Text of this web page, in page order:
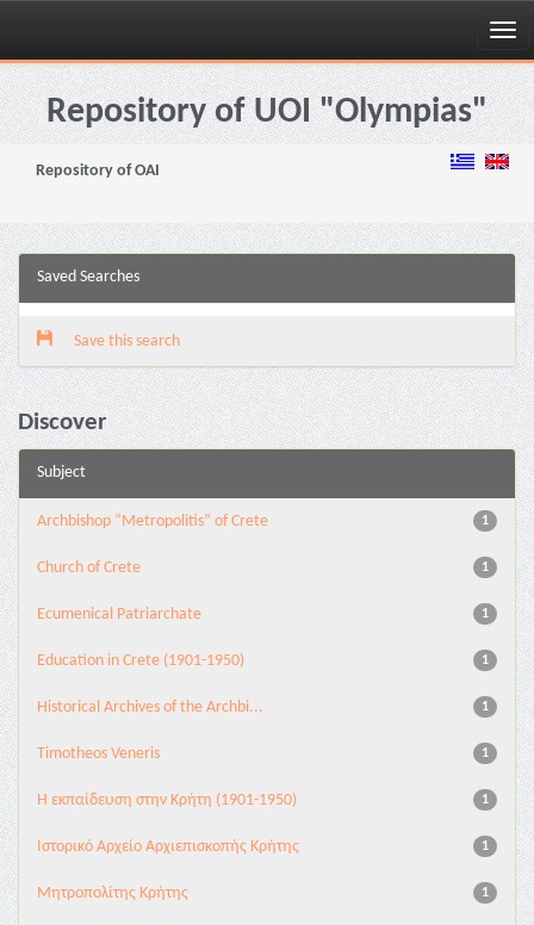
Skip
navigationRepository of UOI "Olympias"
Repository of OAI
Saved Searches
Save this search
Discover
Subject
1
Archbishop “Metropolitis” of Crete
1
Church of Crete
1
Ecumenical Patriarchate
1
Education in Crete (1901-1950)
1
Historical Archives of the Archbi...
1
Timotheos Veneris
1
Η εκπαίδευση στην Κρήτη (1901-1950)
1
Ιστορικό Αρχείο Αρχιεπισκοπής Κρήτης
1
Μητροπολίτης Κρήτης